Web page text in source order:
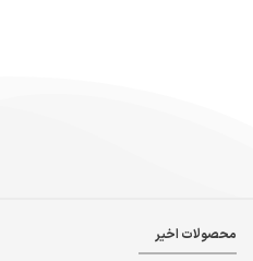
محصولات اخیر